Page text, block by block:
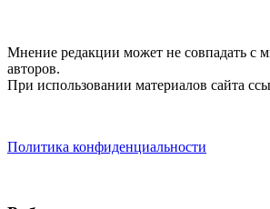
Мнение редакции может не совпадать с
авторов.
При использовании материалов сайта
Политика конфиденциальности